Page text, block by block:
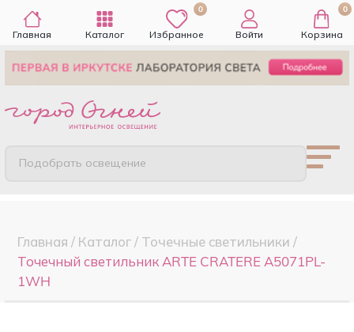
Главная Каталог
0
Избранное Войти
0
Корзина
Подобрать освещение
Главная / Каталог/ Точечные cветильники /
Точечный светильник ARTE CRATERE A5071PL-
1WH